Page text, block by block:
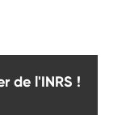
de l'INRS !